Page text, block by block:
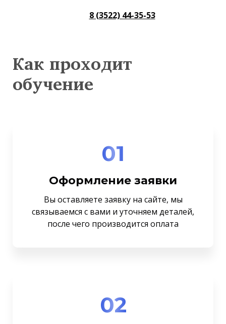
8 (3522) 44-35-53
Как проходит
обучение
01
Оформление заявки
Вы оставляете заявку на сайте, мы
связываемся с вами и уточняем деталей,
после чего производится оплата
02